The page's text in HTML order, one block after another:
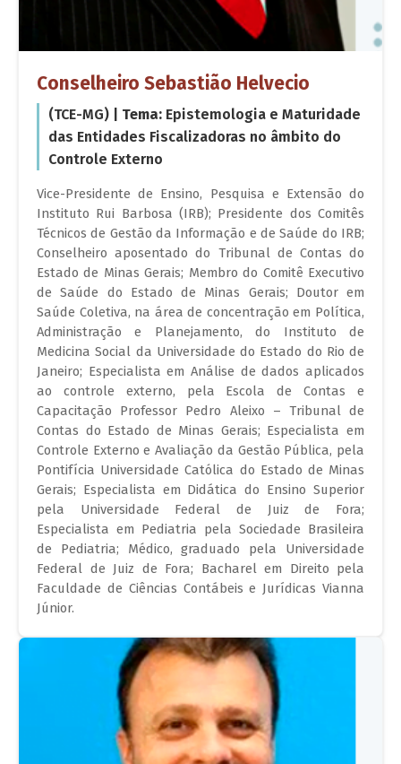
Conselheiro Sebastião Helvecio
(TCE-MG) | Tema: Epistemologia e Maturidade
das Entidades Fiscalizadoras no âmbito do
Controle Externo
Vice-Presidente de Ensino, Pesquisa e Extensão do
Instituto Rui Barbosa (IRB); Presidente dos Comitês
Técnicos de Gestão da Informação e de Saúde do IRB;
Conselheiro aposentado do Tribunal de Contas do
Estado de Minas Gerais; Membro do Comitê Executivo
de Saúde do Estado de Minas Gerais; Doutor em
Saúde Coletiva, na área de concentração em Política,
Administração e Planejamento, do Instituto de
Medicina Social da Universidade do Estado do Rio de
Janeiro; Especialista em Análise de dados aplicados
ao controle externo, pela Escola de Contas e
Capacitação Professor Pedro Aleixo – Tribunal de
Contas do Estado de Minas Gerais; Especialista em
Controle Externo e Avaliação da Gestão Pública, pela
Pontifícia Universidade Católica do Estado de Minas
Gerais; Especialista em Didática do Ensino Superior
pela Universidade Federal de Juiz de Fora;
Especialista em Pediatria pela Sociedade Brasileira
de Pediatria; Médico, graduado pela Universidade
Federal de Juiz de Fora; Bacharel em Direito pela
Faculdade de Ciências Contábeis e Jurídicas Vianna
Júnior.